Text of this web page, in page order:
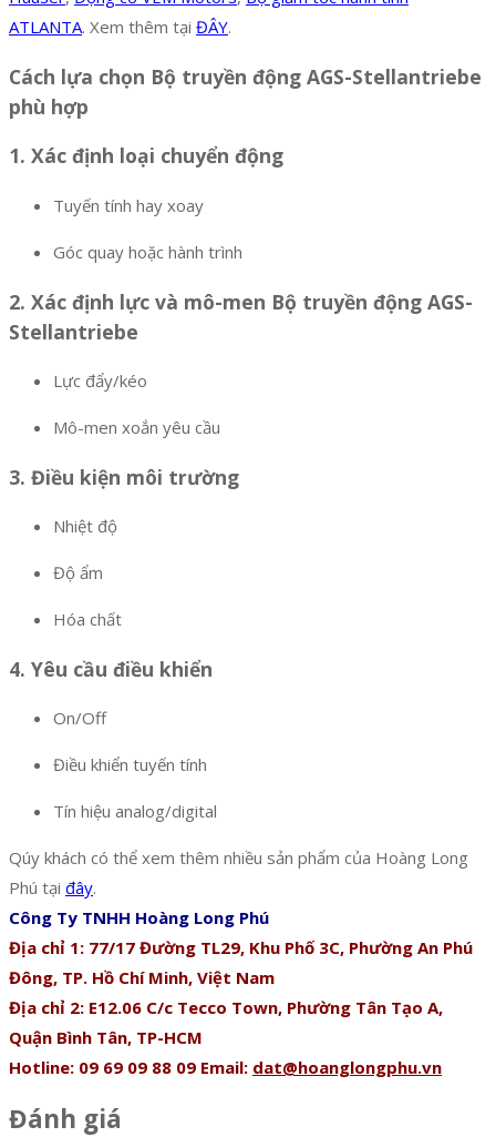
ATLANTA. Xem thêm tại ĐÂY.
Cách lựa chọn Bộ truyền động AGS-Stellantriebe
phù hợp
1. Xác định loại chuyển động
Tuyến tính hay xoay
Góc quay hoặc hành trình
2. Xác định lực và mô-men Bộ truyền động AGS-
Stellantriebe
Lực đẩy/kéo
Mô-men xoắn yêu cầu
3. Điều kiện môi trường
Nhiệt độ
Độ ẩm
Hóa chất
4. Yêu cầu điều khiển
On/Off
Điều khiển tuyến tính
Tín hiệu analog/digital
Qúy khách có thể xem thêm nhiều sản phẩm của Hoàng Long
Phú tại đây.
Công Ty TNHH Hoàng Long Phú
Địa chỉ 1: 77/17 Đường TL29, Khu Phố 3C, Phường An Phú
Đông, TP. Hồ Chí Minh, Việt Nam
Địa chỉ 2: E12.06 C/c Tecco Town, Phường Tân Tạo A,
Quận Bình Tân, TP-HCM
Hotline: 09 69 09 88 09 Email: dat@hoanglongphu.vn
Đánh giá